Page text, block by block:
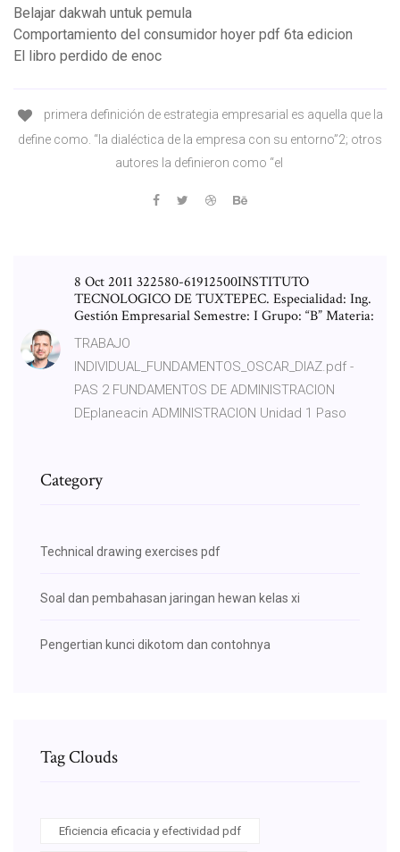
Belajar dakwah untuk pemula
Comportamiento del consumidor hoyer pdf 6ta edicion
El libro perdido de enoc
primera definición de estrategia empresarial es aquella que la
define como. “la dialéctica de la empresa con su entorno”2; otros
autores la definieron como “el
8 Oct 2011 322580-61912500INSTITUTO
TECNOLOGICO DE TUXTEPEC. Especialidad: Ing.
Gestión Empresarial Semestre: I Grupo: “B” Materia:
TRABAJO
INDIVIDUAL_FUNDAMENTOS_OSCAR_DIAZ.pdf -
PAS 2 FUNDAMENTOS DE ADMINISTRACION
DEplaneacin ADMINISTRACION Unidad 1 Paso
Category
Technical drawing exercises pdf
Soal dan pembahasan jaringan hewan kelas xi
Pengertian kunci dikotom dan contohnya
Tag Clouds
Eficiencia eficacia y efectividad pdf